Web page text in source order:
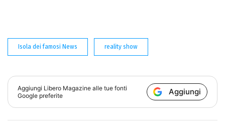
Isola dei famosi News reality show
Aggiungi Libero Magazine alle tue fonti
Google preferite
Aggiungi